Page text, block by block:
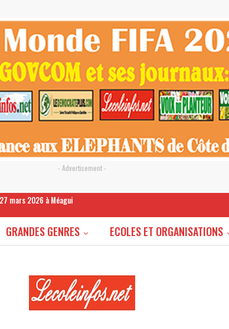
- Advertisement -
mars 2026 à Méagui
GRANDES GENRES ECOLES ET ORGANISATIONS